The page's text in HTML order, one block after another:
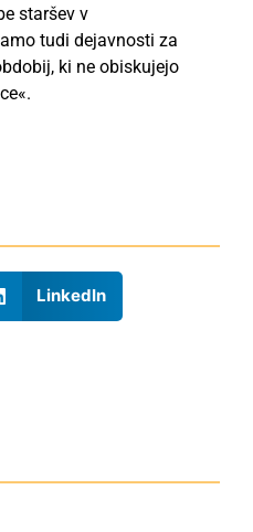
staršev v
tudi dejavnosti za
ki ne obiskujejo
LinkedIn